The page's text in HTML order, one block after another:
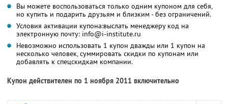
Вы можете воспользоваться только одним купоном для себя,
но купить и подарить друзьям и близким - без ограничений.
Условия активации купона:выслать менеджеру код на
электронную почту: info@i-institute.ru
Невозможно использовать 1 купон дважды или 1 купон на
несколько человек, суммировать скидки по купонам или
добавлять к спецскидкам компании.
Купон действителен по 1 ноября 2011 включительно